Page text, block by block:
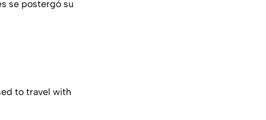
se postergó su
to travel with